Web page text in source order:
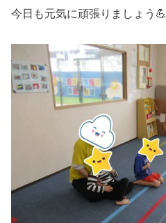
今日も元気に頑張りましょう💪